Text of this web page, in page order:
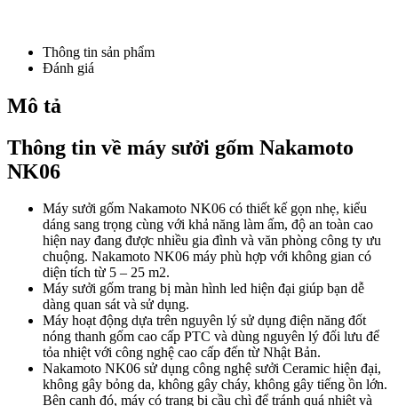
Thông tin sản phẩm
Đánh giá
Mô tả
Thông tin về máy sưởi gốm Nakamoto
NK06
Máy sưởi gốm Nakamoto NK06 có thiết kế gọn nhẹ, kiểu
dáng sang trọng cùng với khả năng làm ấm, độ an toàn cao
hiện nay đang được nhiều gia đình và văn phòng công ty ưu
chuộng. Nakamoto NK06 máy phù hợp với không gian có
diện tích từ 5 – 25 m2.
Máy sưởi gốm trang bị màn hình led hiện đại giúp bạn dễ
dàng quan sát và sử dụng.
Máy hoạt động dựa trên nguyên lý sử dụng điện năng đốt
nóng thanh gốm cao cấp PTC và dùng nguyên lý đối lưu để
tỏa nhiệt với công nghệ cao cấp đến từ Nhật Bản.
Nakamoto NK06 sử dụng công nghệ sưởi Ceramic hiện đại,
không gây bỏng da, không gây cháy, không gây tiếng ồn lớn.
Bên cạnh đó, máy có trang bị cầu chì để tránh quá nhiệt và